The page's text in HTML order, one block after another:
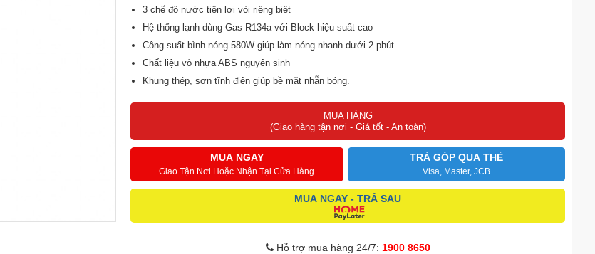
3 chế độ nước tiện lợi vòi riêng biệt
Hệ thống lạnh dùng Gas R134a với Block hiệu suất cao
Công suất bình nóng 580W giúp làm nóng nhanh dưới 2 phút
Chất liệu vỏ nhựa ABS nguyên sinh
Khung thép, sơn tĩnh điện giúp bề mặt nhẵn bóng.
MUA HÀNG
(Giao hàng tận nơi - Giá tốt - An toàn)
MUA NGAY
Giao Tận Nơi Hoặc Nhận Tại Cửa Hàng
TRẢ GÓP QUA THẺ
Visa, Master, JCB
MUA NGAY - TRẢ SAU
Hỗ trợ mua hàng 24/7: 1900 8650